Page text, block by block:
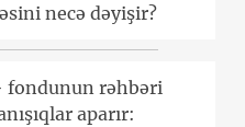
necə dəyişir?
fondunun rəhbəri
aparır: